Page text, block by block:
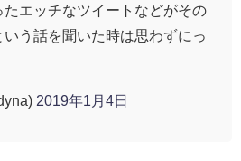
エッチなツイートなどがその
う話を聞いた時は思わずにっ
2019年1月4日